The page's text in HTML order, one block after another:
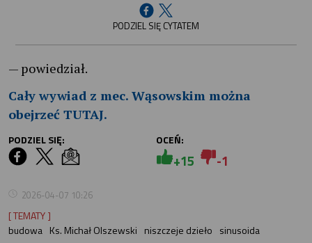
PODZIEL SIĘ CYTATEM
— powiedział.
Cały wywiad z mec. Wąsowskim można
obejrzeć TUTAJ.
PODZIEL SIĘ: OCEŃ:
+15 -1
2026-04-07 10:26
[ TEMATY ]
budowa Ks. Michał Olszewski niszczeje dzieło sinusoida